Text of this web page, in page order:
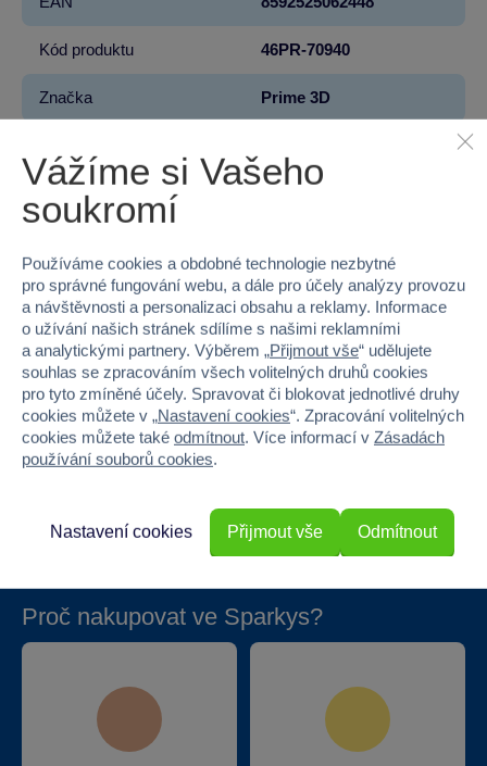
Kód produktu 46PR-70940
Značka Prime 3D
Věk od
Počet dílků 100
Šířka 23
Výška 15
Hloubka 5
Proč nakupovat ve Sparkys?
Vážíme si Vašeho
soukromí
Používáme cookies a obdobné technologie nezbytné
pro správné fungování webu, a dále pro účely analýzy provozu
a návštěvnosti a personalizaci obsahu a reklamy. Informace
o užívání našich stránek sdílíme s našimi reklamními
a analytickými partnery. Výběrem „Přijmout vše“ udělujete
souhlas se zpracováním všech volitelných druhů cookies
pro tyto zmíněné účely. Spravovat či blokovat jednotlivé druhy
cookies můžete v „Nastavení cookies“. Zpracování volitelných
cookies můžete také odmítnout. Více informací v Zásadách
používání souborů cookies.
Odmítnout
Nastavení cookies Přijmout vše